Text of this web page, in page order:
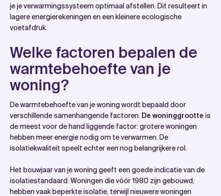
je je verwarmingssysteem optimaal afstellen. Dit resulteert in
lagere energierekeningen en een kleinere ecologische
voetafdruk.
Welke factoren bepalen de
warmtebehoefte van je
woning?
De warmtebehoefte van je woning wordt bepaald door
verschillende samenhangende factoren. De woninggrootte is
de meest voor de hand liggende factor: grotere woningen
hebben meer energie nodig om te verwarmen. De
isolatiekwaliteit speelt echter een nog belangrijkere rol.
Het bouwjaar van je woning geeft een goede indicatie van de
isolatiestandaard. Woningen die vóór 1980 zijn gebouwd,
hebben vaak beperkte isolatie, terwijl nieuwere woningen